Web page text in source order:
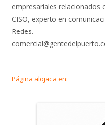
empresariales relacionados
CISO, experto en
Redes.
Página alojada en: